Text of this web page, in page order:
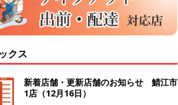
クス
新着店舗・更新店舗のお知らせ 鯖江市
1店（12月16日）